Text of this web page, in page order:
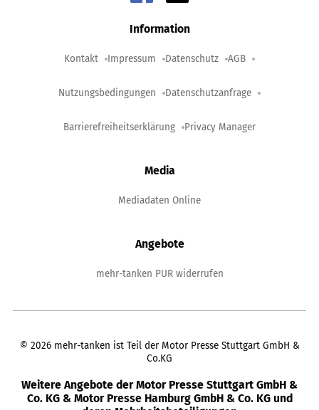
Information
Kontakt Impressum Datenschutz AGB
Nutzungsbedingungen Datenschutzanfrage
Barrierefreiheitserklärung Privacy Manager
Media
Mediadaten Online
Angebote
mehr-tanken PUR widerrufen
© 2026 mehr-tanken ist Teil der Motor Presse Stuttgart GmbH &
Co.KG
Weitere Angebote der Motor Presse Stuttgart GmbH &
Co. KG & Motor Presse Hamburg GmbH & Co. KG und